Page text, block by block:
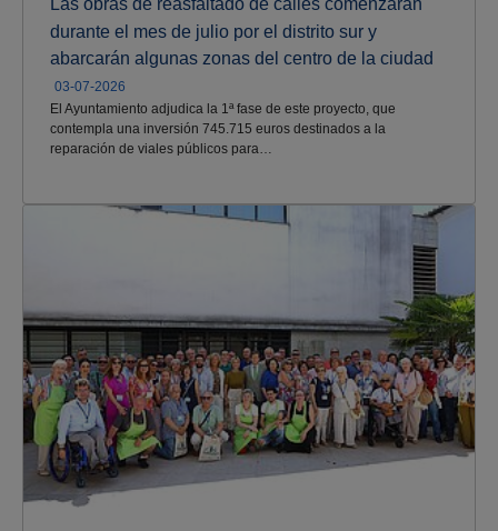
durante el mes de julio por el distrito sur y
abarcarán algunas zonas del centro de la ciudad
03-07-2026
El Ayuntamiento adjudica la 1ª fase de este proyecto, que
contempla una inversión 745.715 euros destinados a la
reparación de viales públicos para…